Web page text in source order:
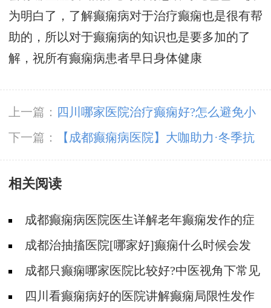
为明白了，了解癫痫病对于治疗癫痫也是很有帮
助的，所以对于癫痫病的知识也是要多加的了
解，祝所有癫痫病患者早日身体健康
上一篇：
四川哪家医院治疗癫痫好?怎么避免小
宝宝患上癫痫病?
下一篇：
【成都癫痫病医院】大咖助力·冬季抗
癫，11月23-24日，癫痫病友足不出川，即可看
诊北京三甲大咖!
相关阅读
成都癫痫病医院医生详解老年癫痫发作的症
状?成都治抽搐医院[哪家好]癫痫什么时候会发
作？成都只癫痫哪家医院比较好?中医视角下常见
的癫痫症状分型是怎样的?
四川看癫痫病好的医院讲解癫痫局限性发作